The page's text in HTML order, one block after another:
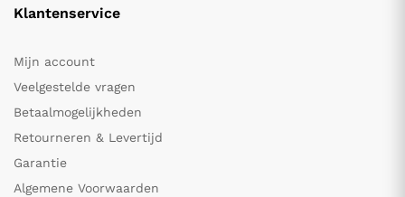
Klantenservice
Mijn account
Veelgestelde vragen
Betaalmogelijkheden
Retourneren & Levertijd
Garantie
Algemene Voorwaarden